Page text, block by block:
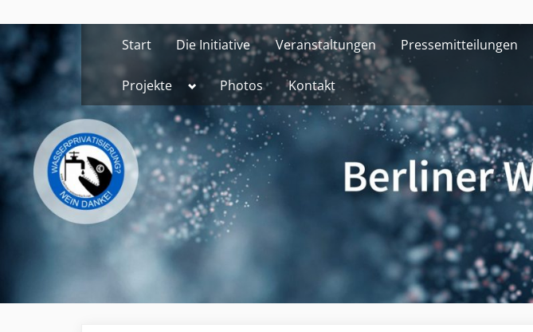
to
content
Start Die Initiative Veranstaltungen Pressemitteilungen
Projekte Toggle
menu
Photos Kontakt